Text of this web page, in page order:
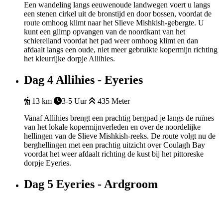
Een wandeling langs eeuwenoude landwegen voert u langs
een stenen cirkel uit de bronstijd en door bossen, voordat de
route omhoog klimt naar het Slieve Mishkish-gebergte. U
kunt een glimp opvangen van de noordkant van het
schiereiland voordat het pad weer omhoog klimt en dan
afdaalt langs een oude, niet meer gebruikte kopermijn richting
het kleurrijke dorpje Allihies.
Dag 4 Allihies - Eyeries
13 km 3-5 Uur
435 Meter
Vanaf Allihies brengt een prachtig bergpad je langs de ruïnes
van het lokale kopermijnverleden en over de noordelijke
hellingen van de Slieve Mishkish-reeks. De route volgt nu de
berghellingen met een prachtig uitzicht over Coulagh Bay
voordat het weer afdaalt richting de kust bij het pittoreske
dorpje Eyeries.
Dag 5 Eyeries - Ardgroom